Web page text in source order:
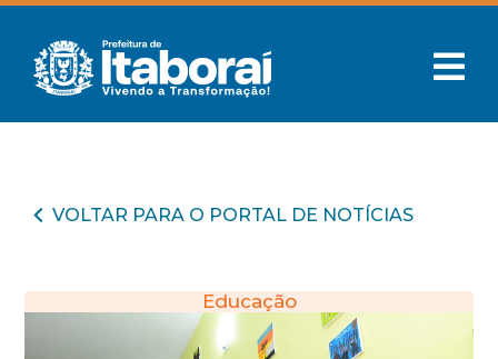
VOLTAR PARA O PORTAL DE NOTÍCIAS
Educação